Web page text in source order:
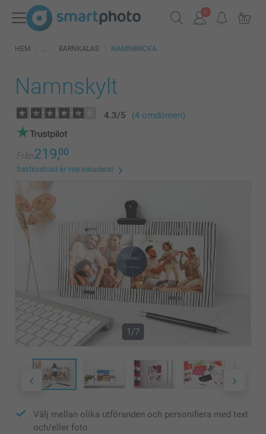
HEM BARNKALAS NAMNBRICKA
Namnskylt
4.3/5 (4 omdömen)
Från219,00
fraktkostnad är inte inkluderat
1/7
Välj mellan olika utföranden och personifiera med text
och/eller foto